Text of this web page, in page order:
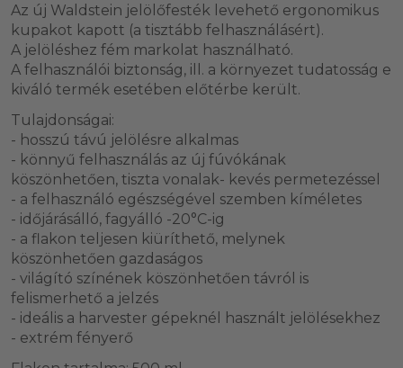
Az új Waldstein jelölőfesték levehető ergonomikus
kupakot kapott (a tisztább felhasználásért).
A jelöléshez fém markolat használható.
A felhasználói biztonság, ill. a környezet tudatosság e
kiváló termék esetében előtérbe került.
Tulajdonságai:
- hosszú távú jelölésre alkalmas
- könnyű felhasználás az új fúvókának
köszönhetően, tiszta vonalak- kevés permetezéssel
- a felhasználó egészségével szemben kíméletes
- időjárásálló, fagyálló -20°C-ig
- a flakon teljesen kiüríthető, melynek
köszönhetően gazdaságos
- világító színének köszönhetően távról is
felismerhető a jelzés
- ideális a harvester gépeknél használt jelölésekhez
- extrém fényerő